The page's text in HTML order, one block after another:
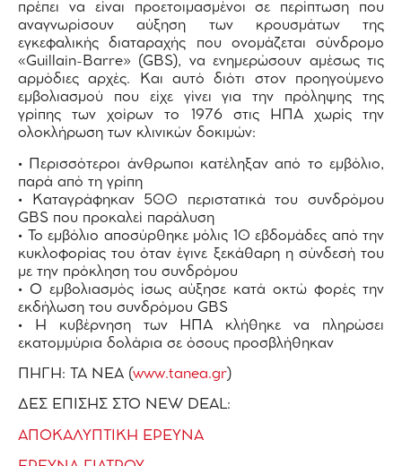
πρέπει να είναι προετοιμασμένοι σε περίπτωση που
αναγνωρίσουν αύξηση των κρουσμάτων της
εγκεφαλικής διαταραχής που ονομάζεται σύνδρομο
«Guillain-Barre» (GBS), να ενημερώσουν αμέσως τις
αρμόδιες αρχές. Και αυτό διότι στον προηγούμενο
εμβολιασμού που είχε γίνει για την πρόληψης της
γρίπης των χοίρων το 1976 στις ΗΠΑ χωρίς την
ολοκλήρωση των κλινικών δοκιμών:
• Περισσότεροι άνθρωποι κατέληξαν από το εμβόλιο,
παρά από τη γρίπη
• Καταγράφηκαν 500 περιστατικά του συνδρόμου
GBS που προκαλεί παράλυση
• Το εμβόλιο αποσύρθηκε μόλις 10 εβδομάδες από την
κυκλοφορίας του όταν έγινε ξεκάθαρη η σύνδεσή του
με την πρόκληση του συνδρόμου
• Ο εμβολιασμός ίσως αύξησε κατά οκτώ φορές την
εκδήλωση του συνδρόμου GBS
• Η κυβέρνηση των ΗΠΑ κλήθηκε να πληρώσει
εκατομμύρια δολάρια σε όσους προσβλήθηκαν
ΠΗΓΗ: ΤΑ ΝΕΑ (www.tanea.gr)
ΔΕΣ ΕΠΙΣΗΣ ΣΤΟ NEW DEAL:
ΑΠΟΚΑΛΥΠΤΙΚΗ ΕΡΕΥΝA